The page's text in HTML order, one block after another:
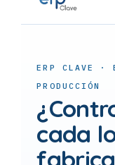
ERP CLAVE ·
PRODUCCIÓN
cada